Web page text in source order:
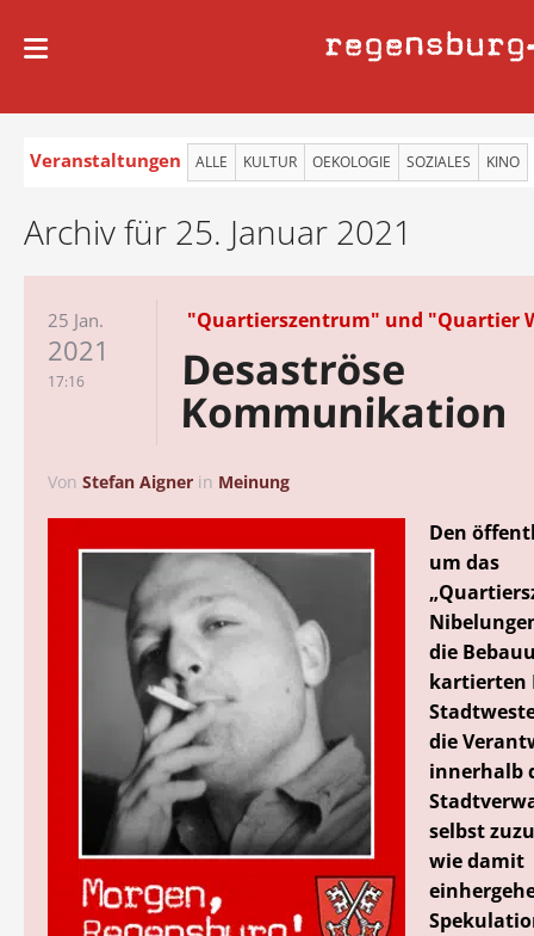
regensburg
Veranstaltungen ALLE KULTUR OEKOLOGIE SOZIALES KINO
Archiv für 25. Januar 2021
25 Jan.
2021
17:16
"Quartierszentrum" und "Quartier
Desaströse
Kommunikation
Von Stefan Aigner in Meinung
Den
um das
die
kartierten
die
innerhalb
selbst
wie damit